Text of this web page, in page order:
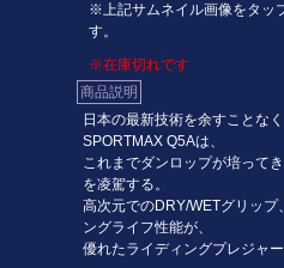
※上記サムネイル画像をタッ
す。
※在庫切れです
商品説明
日本の最新技術を余すことな
SPORTMAX Q5Aは、
これまでダンロップが培って
を凌駕する。
高次元でのDRY/WETグリップ
ングライフ性能が、
優れたライディングプレジャー